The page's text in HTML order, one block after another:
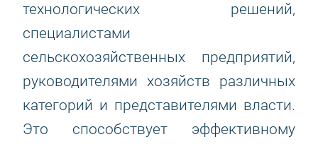
технологических решений,
специалистами
сельскохозяйственных предприятий,
руководителями хозяйств различных
категорий и представителями власти.
Это способствует эффективному